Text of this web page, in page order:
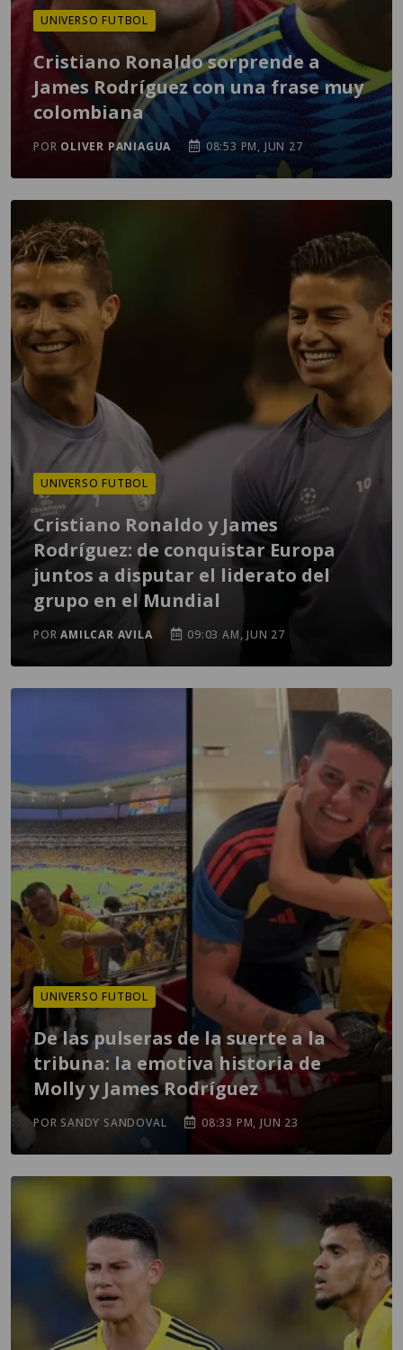
UNIVERSO FUTBOL
Cristiano Ronaldo sorprende a
James Rodríguez con una frase muy
colombiana
POR OLIVER PANIAGUA 08:53 PM, JUN 27
UNIVERSO FUTBOL
Cristiano Ronaldo y James
Rodríguez: de conquistar Europa
juntos a disputar el liderato del
grupo en el Mundial
PORAMILCAR AVILA 09:03 AM, JUN 27
UNIVERSO FUTBOL
De las pulseras de la suerte a la
tribuna: la emotiva historia de
Molly y James Rodríguez
POR SANDY SANDOVAL 08:33 PM, JUN 23